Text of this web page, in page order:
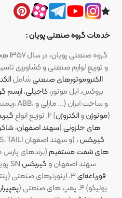
خدمات گروه صنعتی پویان :
و توزیع لوازم صنعتی و کشاورزی تاسیس
الکتروموتورهای صنعتیشامل
(PM، بروکس، ایل موتور،کاجیلی،ارسم
(موتوژنوالکتروژن) ۲. توزیع انواع
های حلزونی(سهند اصفهان،
(برند میلانو، TS، KS، TAILI و سهند اصفهان) ،گیربکس
های شفت مستقیم(برندهای پارس
SN سهند اصفهان وگیربکس
قورباغه‌ای ۳. اینورترهای صنعتی
یولیکو) ۴. پمپ های صنعتی (